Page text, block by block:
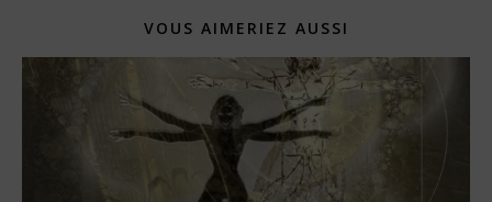
VOUS AIMERIEZ AUSSI